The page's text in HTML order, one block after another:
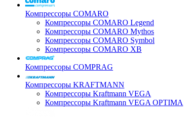
Компрессоры COMARO
Компрессоры COMARO Legend
Компрессоры COMARO Mythos
Компрессоры COMARO Symbol
Компрессоры COMARO XB
Компрессоры COMPRAG
Компрессоры KRAFTMANN
Компрессоры Kraftmann VEGA
Компрессоры Kraftmann VEGA OPTIMA